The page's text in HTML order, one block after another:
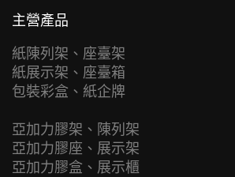
主營產品
紙陳列架、座臺架
紙展示架、座臺箱
包裝彩盒、紙企牌
亞加力膠架、陳列架
亞加力膠座、展示架
亞加力膠盒、展示櫃